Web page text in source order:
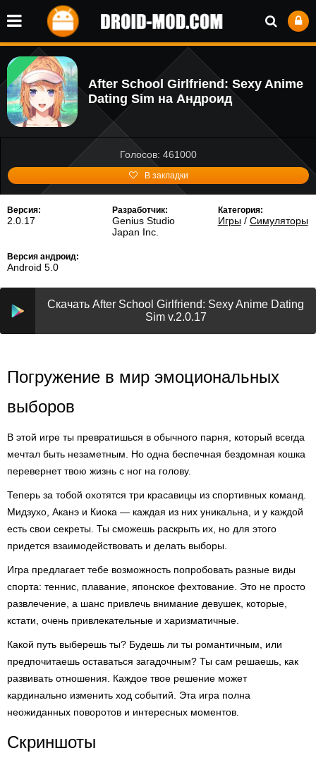
After School Girlfriend: Sexy Anime
Dating Sim на Андроид
Голосов: 461000
В закладки
Версия:
2.0.17
Разработчик:
Genius Studio
Japan Inc.
Категория:
Игры/ Симуляторы
Версия андроид:
Android 5.0
Скачать After School Girlfriend: Sexy Anime Dating
Sim v.2.0.17
Погружение в мир эмоциональных
выборов
В этой игре ты превратишься в обычного парня, который всегда
мечтал быть незаметным. Но одна беспечная бездомная кошка
перевернет твою жизнь с ног на голову.
Теперь за тобой охотятся три красавицы из спортивных команд.
Мидзухо, Аканэ и Киока — каждая из них уникальна, и у каждой
есть свои секреты. Ты сможешь раскрыть их, но для этого
придется взаимодействовать и делать выборы.
Игра предлагает тебе возможность попробовать разные виды
спорта: теннис, плавание, японское фехтование. Это не просто
развлечение, а шанс привлечь внимание девушек, которые,
кстати, очень привлекательные и харизматичные.
Какой путь выберешь ты? Будешь ли ты романтичным, или
предпочитаешь оставаться загадочным? Ты сам решаешь, как
развивать отношения. Каждое твое решение может
кардинально изменить ход событий. Эта игра полна
неожиданных поворотов и интересных моментов.
Скриншоты